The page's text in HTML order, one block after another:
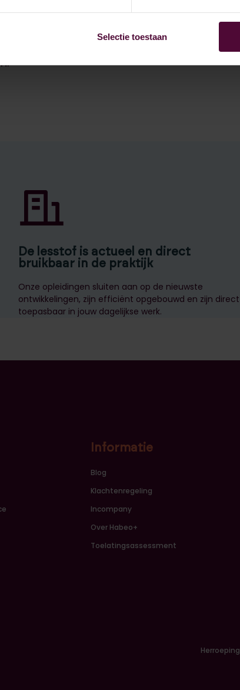
Selectie toestaan
zodat je kennis
halen en tijd
De lesstof is actueel en direct
bruikbaar in de praktijk
Onze opleidingen sluiten aan op de nieuwste
ontwikkelingen, zijn efficiënt opgebouwd en zijn direct
toepasbaar in jouw dagelijkse werk.
Informatie
Blog
Klachtenregeling
Incompany
Over Habeo+
Toelatingsassessment
Herroeping